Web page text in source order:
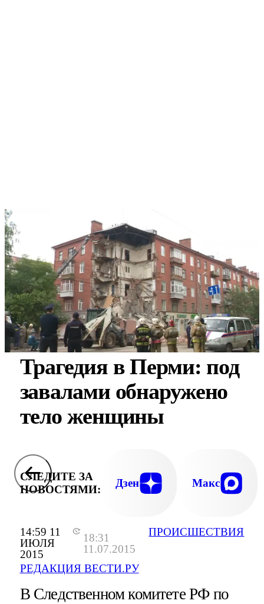
14:59 11
ИЮЛЯ
2015
18:31
11.07.2015
РЕДАКЦИЯ ВЕСТИ.РУ
ПРОИСШЕСТВИЯ
Трагедия в Перми: под
завалами обнаружено
тело женщины
СЛЕДИТЕ ЗА
НОВОСТЯМИ:
Дзен Макс
В Следственном комитете РФ по